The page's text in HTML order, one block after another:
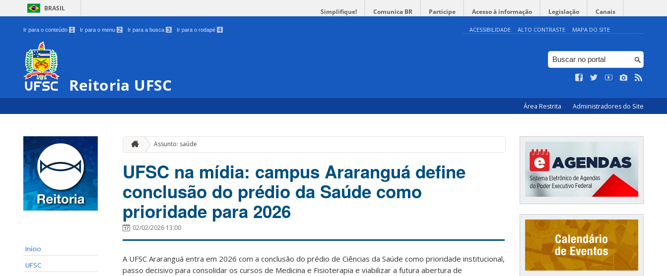
BRASIL Simplifique! Comunica BR Participe Acesso à informação Legislação Canais
Ir para o conteúdo 1 Ir para o menu 2 Ir para a busca 3 Ir para o rodapé 4 ACESSIBILIDADE ALTO CONTRASTE MAPA DO SITE
Reitoria UFSC
Área Restrita Administradores do Site
Início
UFSC
Assunto: saúde
UFSC na mídia: campus Araranguá define
conclusão do prédio da Saúde como
prioridade para 2026
02/02/2026 13:00
A UFSC Araranguá entra em 2026 com a conclusão do prédio de Ciências da Saúde como prioridade institucional,
passo decisivo para consolidar os cursos de Medicina e Fisioterapia e viabilizar a futura abertura de